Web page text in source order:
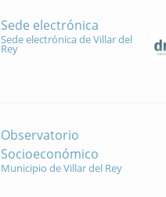
Sede electrónica
Sede electrónica de Villar del
Rey
Observatorio
Socioeconómico
Municipio de Villar del Rey